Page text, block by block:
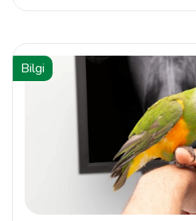
Bilgi